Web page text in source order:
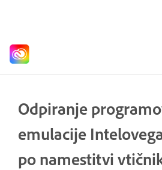
Odpiranje
emulacije
po namestitvi